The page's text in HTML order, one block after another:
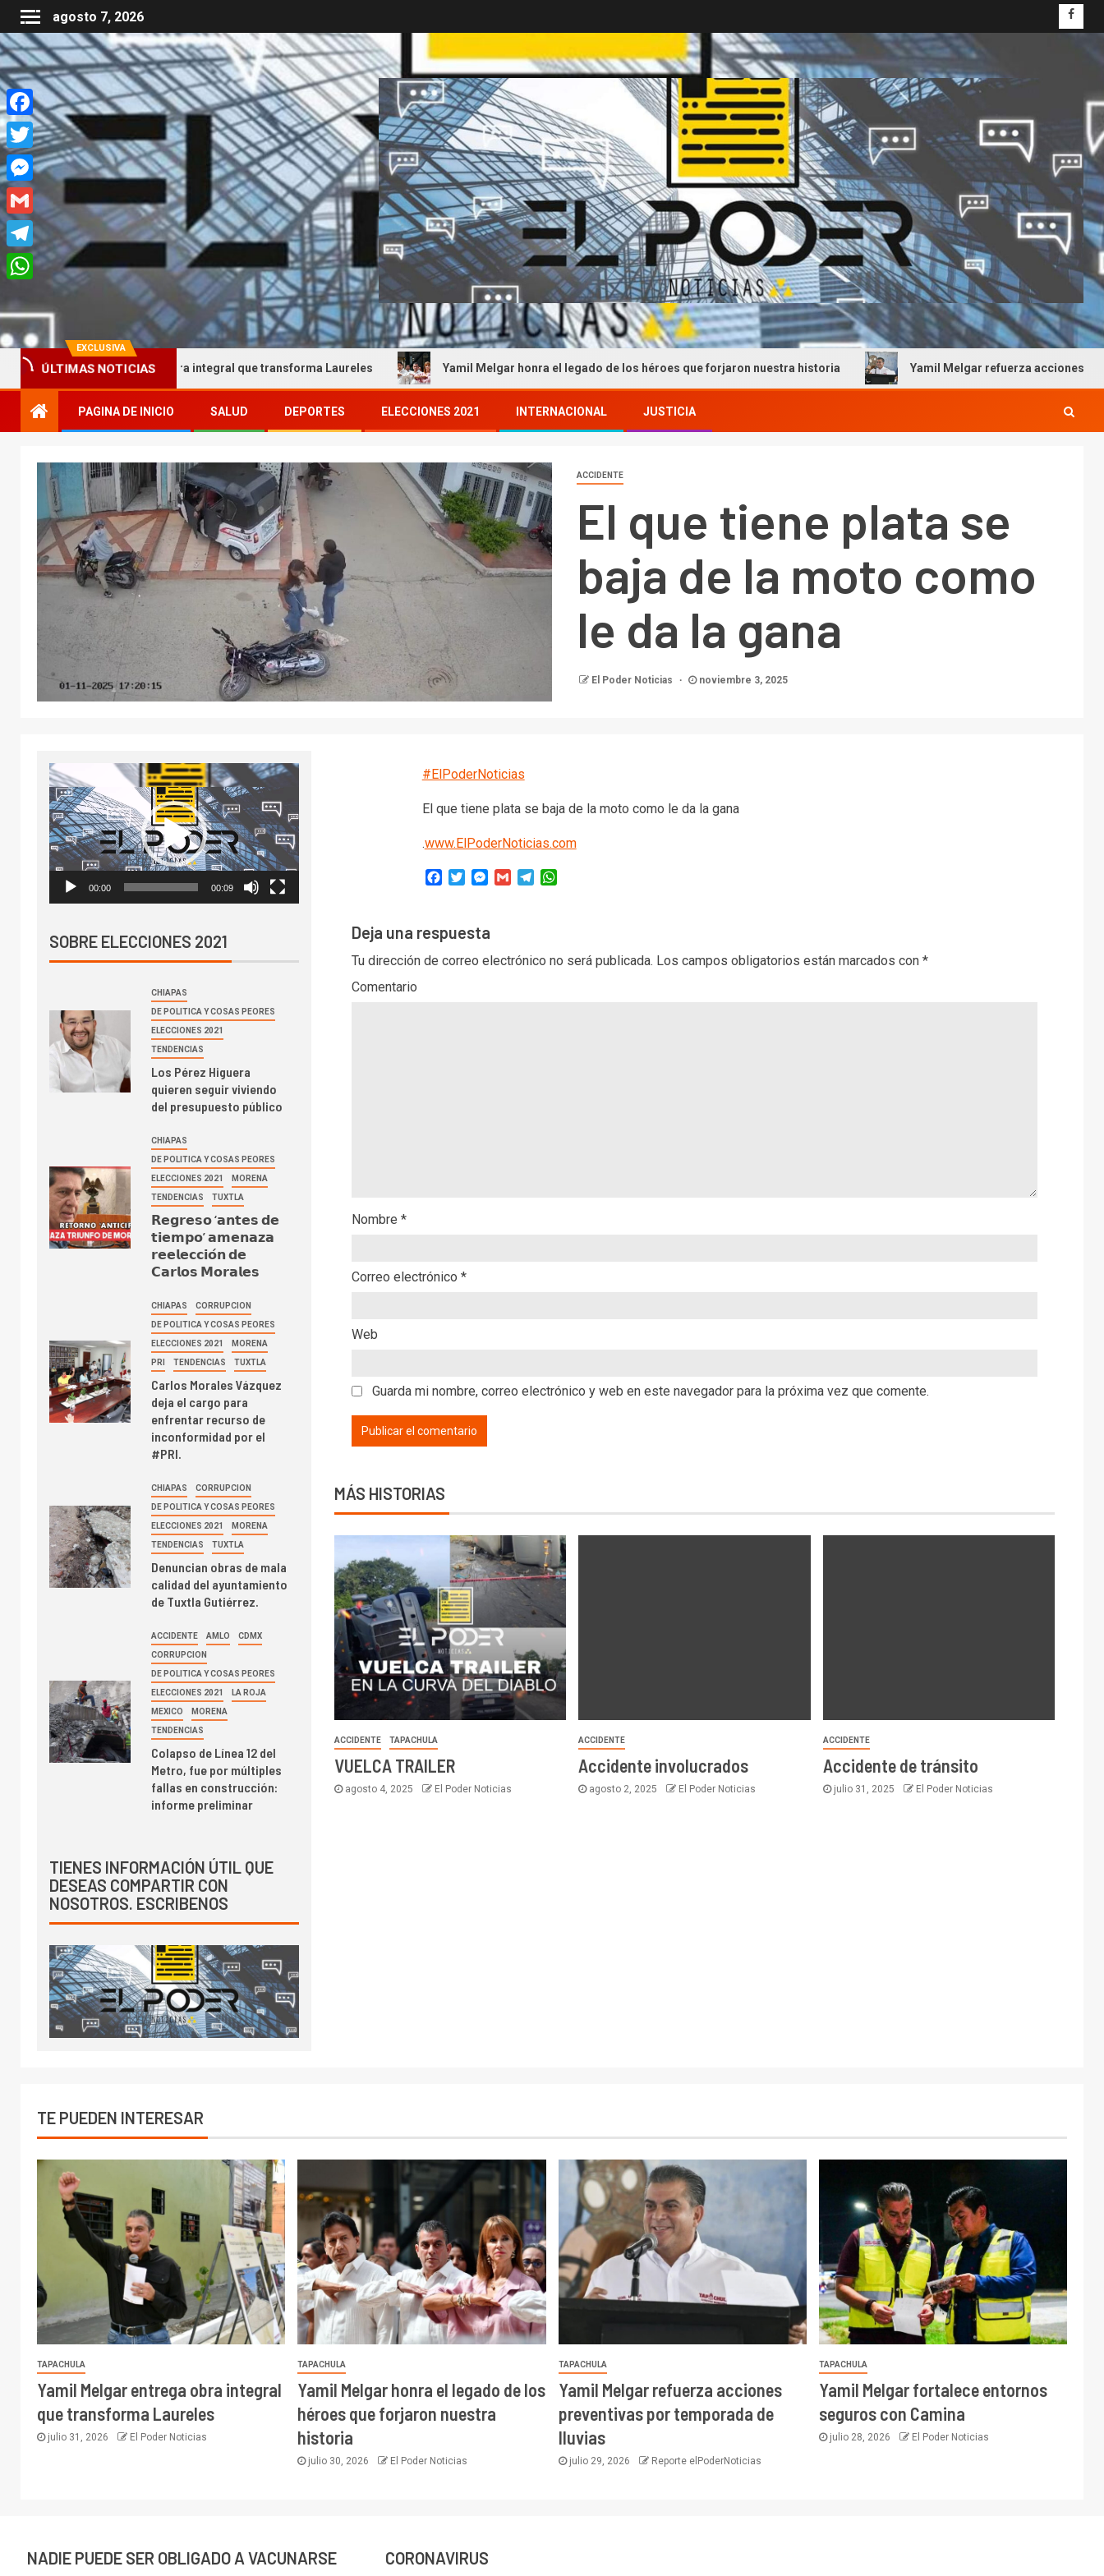
agosto 7, 2026
EXCLUSIVA
ÚLTIMAS NOTICIAS
Melgar entrega obra integral que transforma Laureles Yamil Melgar honra el legado de los héroes que forjaron nuestra historia Yamil Melgar refuerza acciones preventivas
PAGINA DE INICIO SALUD DEPORTES ELECCIONES 2021 INTERNACIONAL JUSTICIA
ACCIDENTE
El que tiene plata se
baja de la moto como
le da la gana
El Poder Noticias noviembre 3, 2025
#ElPoderNoticias
El que tiene plata se baja de la moto como le da la gana
.www.ElPoderNoticias.com
Facebook
TwitterMessenger
Gmail Telegram
Deja una respuesta
Tu dirección de correo electrónico no será publicada. Los campos obligatorios están marcados con *
Comentario
Nombre *
Correo electrónico *
Web
Guarda mi nombre, correo electrónico y web en este navegador para la próxima vez que comente.
MÁS HISTORIAS
ACCIDENTE TAPACHULA
VUELCA TRAILER
agosto 4, 2025 El Poder Noticias
ACCIDENTE
Accidente involucrados
agosto 2, 2025 El Poder Noticias
ACCIDENTE
Accidente de tránsito
julio 31, 2025 El Poder Noticias
Reproductor
de
vídeo
00:00 00:09
SOBRE ELECCIONES 2021
CHIAPAS
DE POLITICA Y COSAS PEORES
ELECCIONES 2021
TENDENCIAS
Los Pérez Higuera
quieren seguir viviendo
del presupuesto público
CHIAPAS
DE POLITICA Y COSAS PEORES
ELECCIONES 2021 MORENA
TENDENCIAS TUXTLA
𝗥𝗲𝗴𝗿𝗲𝘀𝗼 ‘𝗮𝗻𝘁𝗲𝘀 𝗱𝗲
𝘁𝗶𝗲𝗺𝗽𝗼’ 𝗮𝗺𝗲𝗻𝗮𝘇𝗮
𝗿𝗲𝗲𝗹𝗲𝗰𝗰𝗶𝗼́𝗻 𝗱𝗲
𝗖𝗮𝗿𝗹𝗼𝘀 𝗠𝗼𝗿𝗮𝗹𝗲𝘀
CHIAPAS CORRUPCION
DE POLITICA Y COSAS PEORES
ELECCIONES 2021 MORENA
PRI TENDENCIAS TUXTLA
Carlos Morales Vázquez
deja el cargo para
enfrentar recurso de
inconformidad por el
#PRI.
CHIAPAS CORRUPCION
DE POLITICA Y COSAS PEORES
ELECCIONES 2021 MORENA
TENDENCIAS TUXTLA
Denuncian obras de mala
calidad del ayuntamiento
de Tuxtla Gutiérrez.
ACCIDENTE AMLO CDMX
CORRUPCION
DE POLITICA Y COSAS PEORES
ELECCIONES 2021 LA ROJA
MEXICO MORENA
TENDENCIAS
Colapso de Línea 12 del
Metro, fue por múltiples
fallas en construcción:
informe preliminar
TIENES INFORMACIÓN ÚTIL QUE
DESEAS COMPARTIR CON
NOSOTROS. ESCRIBENOS
TE PUEDEN INTERESAR
TAPACHULA
Yamil Melgar entrega obra integral
que transforma Laureles
julio 31, 2026 El Poder Noticias
TAPACHULA
Yamil Melgar honra el legado de los
héroes que forjaron nuestra
historia
julio 30, 2026 El Poder Noticias
TAPACHULA
Yamil Melgar refuerza acciones
preventivas por temporada de
lluvias
julio 29, 2026 Reporte elPoderNoticias
TAPACHULA
Yamil Melgar fortalece entornos
seguros con Camina
julio 28, 2026 El Poder Noticias
NADIE PUEDE SER OBLIGADO A VACUNARSE CORONAVIRUS
Facebook
Twitter
Messenger
Gmail
Telegram
WhatsApp